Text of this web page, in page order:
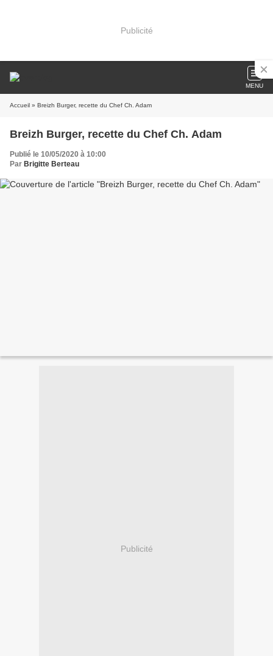
Publicité
MENU
Accueil » Breizh Burger, recette du Chef Ch. Adam
Breizh Burger, recette du Chef Ch. Adam
Publié le 10/05/2020 à 10:00
Par Brigitte Berteau
Publicité